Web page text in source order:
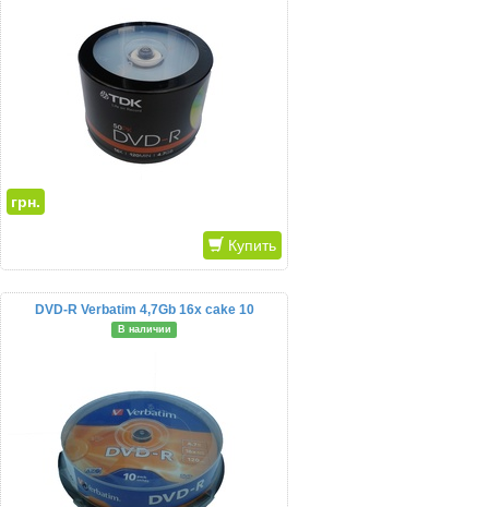
грн.
Купить
DVD-R Verbatim 4,7Gb 16x cake 10
В наличии